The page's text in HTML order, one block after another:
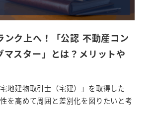
ンク上へ！「公認 不動産コン
マスター」とは？メリットや
地建物取引士（宅建）」を取得した
を高めて周囲と差別化を図りたいと考